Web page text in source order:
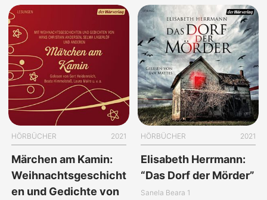
HÖRBÜCHER 2021
Märchen am Kamin:
Weihnachtsgeschicht
en und Gedichte von
HÖRBÜCHER 2021
Elisabeth Herrmann:
“Das Dorf der Mörder”
Sanela Beara 1